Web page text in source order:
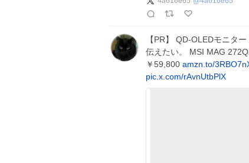
【PR】 QD-OLEDモニタ
伝えたい。 MSI MAG
￥59,800 amzn.to/
pic.x.com/rAvnUtbPlX